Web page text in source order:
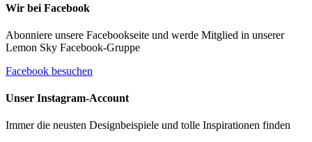
Wir bei Facebook
Abonniere unsere Facebookseite und werde Mitglied in unserer
Lemon Sky Facebook-Gruppe
Facebook besuchen
Unser Instagram-Account
Immer die neusten Designbeispiele und tolle Inspirationen finden